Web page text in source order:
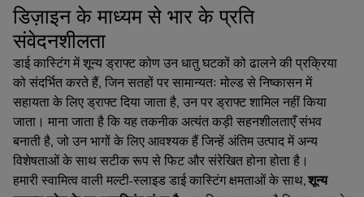
डिज़ाइन के माध्यम से भार के प्रति
संवेदनशीलता
डाई कास्टिंग में शून्य ड्राफ्ट कोण उन धातु घटकों को ढालने की प्रक्रिया
को संदर्भित करते हैं, जिन सतहों पर सामान्यतः मोल्ड से निष्कासन में
सहायता के लिए ड्राफ्ट दिया जाता है, उन पर ड्राफ्ट शामिल नहीं किया
जाता। माना जाता है कि यह तकनीक अत्यंत कड़ी सहनशीलताएँ संभव
बनाती है, जो उन भागों के लिए आवश्यक हैं जिन्हें अंतिम उत्पाद में अन्य
विशेषताओं के साथ सटीक रूप से फिट और संरेखित होना होता है।
हमारी स्वामित्व वाली मल्टी-स्लाइड डाई कास्टिंग क्षमताओं के साथ,शून्य